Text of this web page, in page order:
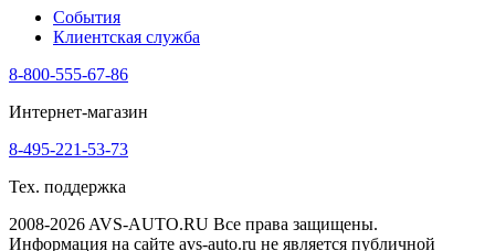
События
Клиентская служба
8-800-555-67-86
Интернет-магазин
8-495-221-53-73
Тех. поддержка
2008-2026 AVS-AUTO.RU Все права защищены.
Информация на сайте avs-auto.ru не является публичной